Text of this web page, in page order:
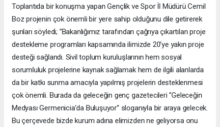
Toplantıda bir konuşma yapan Gençlik ve Spor İl Müdürü Cemil
Boz projenin çok önemli bir yere sahip olduğunu dile getirerek
şunları söyledi; “Bakanlığımız tarafından çağrıya çıkartılan proje
destekleme programları kapsamında ilimizde 20’ye yakın proje
desteği sağlandı. Sivil toplum kuruluşlarının hem sosyal
sorumluluk projelerine kaynak sağlamak hem de ilgili alanlarda
da bir katkı sunma amacıyla yapılmış projelerin desteklenmesi
çok önemli. Burada da geleceğin genç gazetecileri “Geleceğin
Medyası Germenicia’da Buluşuyor” sloganıyla bir araya gelecek.
Bu çerçevede bizde kurum adına elimizden ne geliyorsa onu